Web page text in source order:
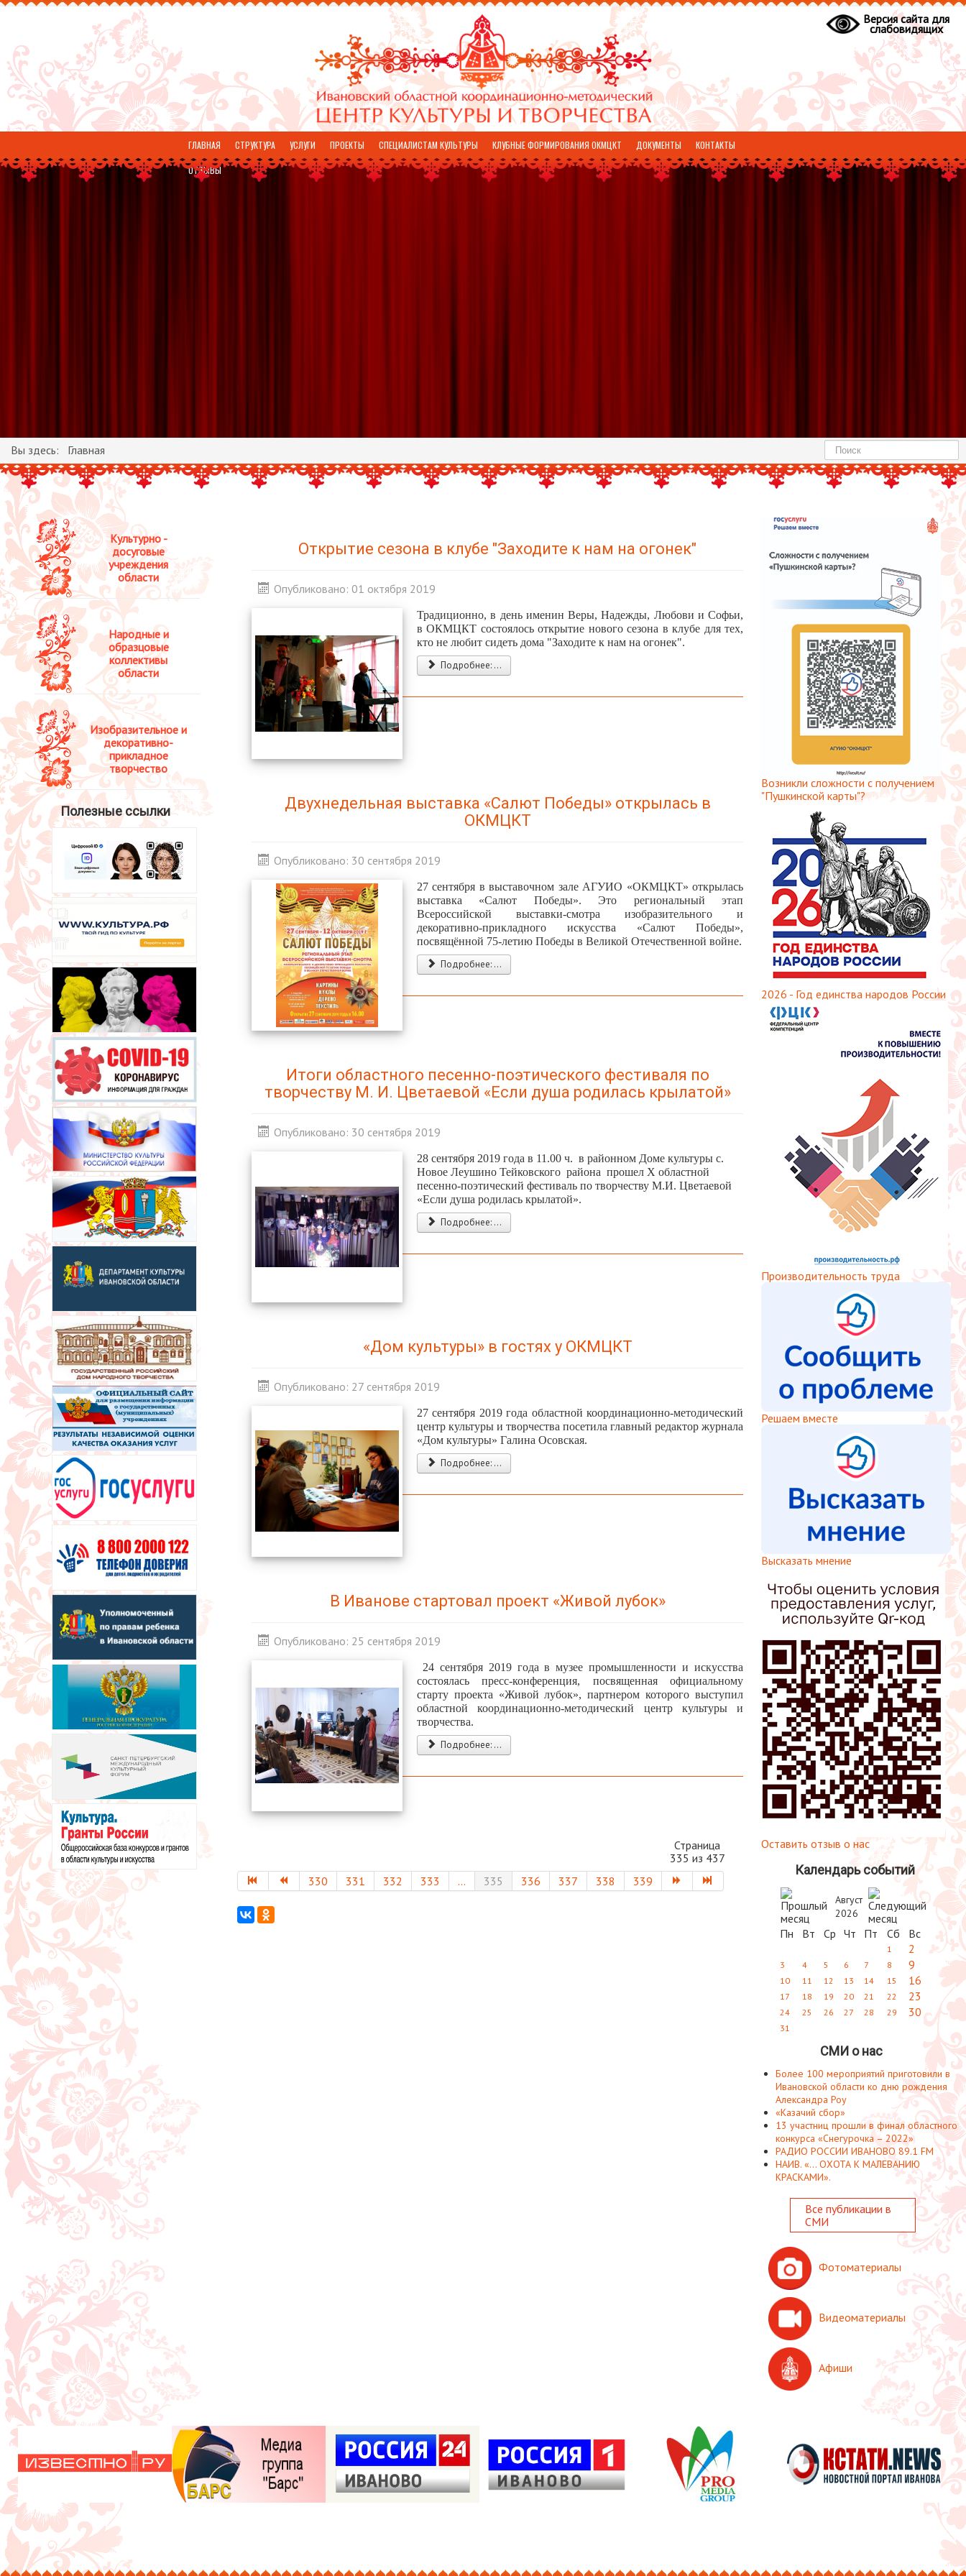
Версия сайта для
слабовидящих
ГЛАВНАЯ СТРУКТУРА УСЛУГИ ПРОЕКТЫ СПЕЦИАЛИСТАМ КУЛЬТУРЫ КЛУБНЫЕ ФОРМИРОВАНИЯ ОКМЦКТ ДОКУМЕНТЫ КОНТАКТЫ
ОТЗЫВЫ
Вы здесь: Главная Найти
Культурно -
досуговые
учреждения
области
Народные и
образцовые
коллективы
области
Изобразительное и
декоративно-
прикладное
творчество
Полезные ссылки
Открытие сезона в клубе "Заходите к нам на огонек"
Опубликовано: 01 октября 2019
Традиционно, в день именин Веры, Надежды, Любови и Софьи,
в ОКМЦКТ состоялось открытие нового сезона в клубе для тех,
кто не любит сидеть дома "Заходите к нам на огонек".
Подробнее: ...
Двухнедельная выставка «Салют Победы» открылась в
ОКМЦКТ
Опубликовано: 30 сентября 2019
27 сентября в выставочном зале АГУИО «ОКМЦКТ» открылась
выставка «Салют Победы». Это региональный этап
Всероссийской выставки-смотра изобразительного и
декоративно-прикладного искусства «Салют Победы»,
посвящённой 75-летию Победы в Великой Отечественной войне.
Подробнее: ...
Итоги областного песенно-поэтического фестиваля по
творчеству М. И. Цветаевой «Если душа родилась крылатой»
Опубликовано: 30 сентября 2019
28 сентября 2019 года в 11.00 ч. в районном Доме культуры с.
Новое Леушино Тейковского района прошел X областной
песенно-поэтический фестиваль по творчеству М.И. Цветаевой
«Если душа родилась крылатой».
Подробнее: ...
«Дом культуры» в гостях у ОКМЦКТ
Опубликовано: 27 сентября 2019
27 сентября 2019 года областной координационно-методический
центр культуры и творчества посетила главный редактор журнала
«Дом культуры» Галина Осовская.
Подробнее: ...
В Иванове стартовал проект «Живой лубок»
Опубликовано: 25 сентября 2019
24 сентября 2019 года в музее промышленности и искусства
состоялась пресс-конференция, посвященная официальному
старту проекта «Живой лубок», партнером которого выступил
областной координационно-методический центр культуры и
творчества.
Подробнее: ...
Страница
335 из 437
330
331 332 333 ... 335 336 337 338 339
Возникли сложности с получением
"Пушкинской карты"?
2026 - Год единства народов России
Производительность труда
Решаем вместе
Высказать мнение
Оставить отзыв о нас
Календарь событий
Август
2026
Пн Вт Ср Чт Пт Сб Вс
1 2
3 4 5 6 7 8 9
10 11 12 13 14 15 16
17 18 19 20 21 22 23
24 25 26 27 28 29 30
31
СМИ о нас
Более 100 мероприятий приготовили в
Ивановской области ко дню рождения
Александра Роу
«Казачий сбор»
13 участниц прошли в финал областного
конкурса «Снегурочка – 2022»
РАДИО РОССИИ ИВАНОВО 89.1 FM
НАИВ. «... ОХОТА К МАЛЕВАНИЮ
КРАСКАМИ».
Все публикации в
СМИ
Фотоматериалы
Видеоматериалы
Афиши